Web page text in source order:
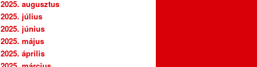
2025. augusztus
2025. július
2025. június
2025. május
2025. április